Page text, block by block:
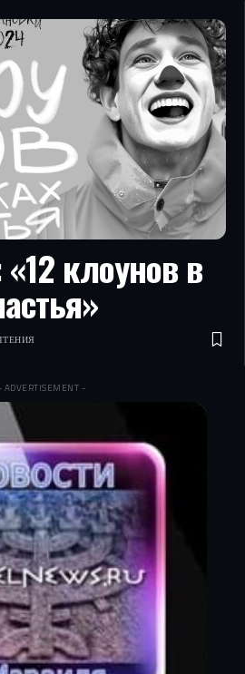
клоунов в
- ADVERTISEMENT -